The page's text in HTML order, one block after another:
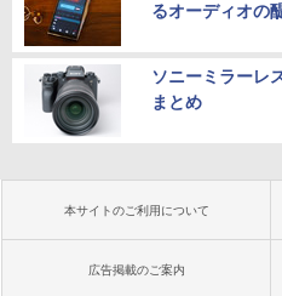
るオーディオの
ソニーミラーレ
まとめ
本サイトのご利用について
広告掲載のご案内